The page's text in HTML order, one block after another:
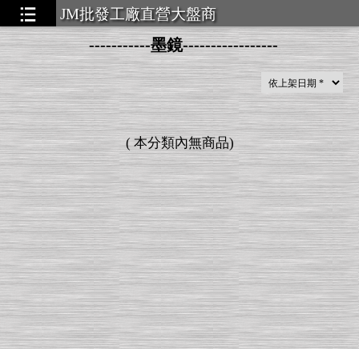
JM批發工廠直營大盤商
▃▃▃▃▃
-----------墨鏡-----------------
(本分類內無商品)